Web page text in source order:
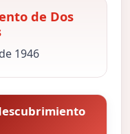
de Dos
1946